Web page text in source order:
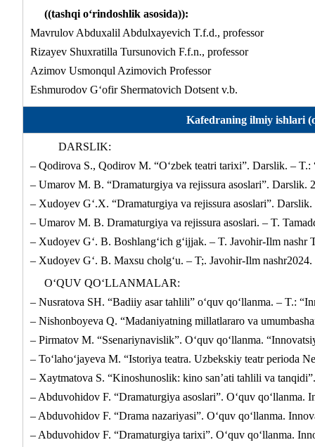
((tashqi o‘rindoshlik asosida)):
Mavrulov Abduxalil Abdulxayevich T.f.d., professor
Rizayev Shuxratilla Tursunovich F.f.n., professor
Azimov Usmonqul Azimovich Professor
Eshmurodov G‘ofir Shermatovich Dotsent v.b.
Kafedraning ilmiy ishlari
DARSLIK:
– Qodirova S., Qodirov M. “O‘zbek teatri tarixi”. Darslik. –
– Umarov M. B. “Dramaturgiya va rejissura asoslari”.
– Xudoyev G‘.X. “Dramaturgiya va rejissura asoslari”.
– Umarov M. B. Dramaturgiya va rejissura asoslari. – T.
– Xudoyev G‘. B. Boshlang‘ich g‘ijjak. – T. Javohir-Ilm nashr
– Xudoyev G‘. B. Maxsu cholg‘u. – T;. Javohir-Ilm nashr2024.
O‘QUV QO‘LLANMALAR:
– Nusratova SH. “Badiiy asar tahlili” o‘quv qo‘llanma. – T.:
– Nishonboyeva Q. “Madaniyatning millatlararo va
– Pirmatov M. “Ssenariynavislik”. O‘quv qo‘llanma.
– To‘laho‘jayeva M. “Istoriya teatra. Uzbekskiy teatr perioda
– Xaytmatova S. “Kinoshunoslik: kino san’ati tahlili va
– Abduvohidov F. “Dramaturgiya asoslari”. O‘quv qo‘llanma.
– Abduvohidov F. “Drama nazariyasi”. O‘quv qo‘llanma.
– Abduvohidov F. “Dramaturgiya tarixi”. O‘quv qo‘llanma.